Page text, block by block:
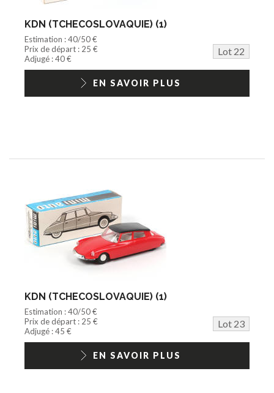
KDN (TCHECOSLOVAQUIE) (1)
Estimation : 40/50 €
Prix de départ : 25 €
Lot 22
Adjugé : 40 €
EN SAVOIR PLUS
KDN (TCHECOSLOVAQUIE) (1)
Estimation : 40/50 €
Prix de départ : 25 €
Lot 23
Adjugé : 45 €
EN SAVOIR PLUS